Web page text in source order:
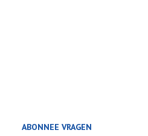
ABONNEE VRAGEN